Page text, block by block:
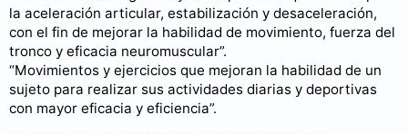
la aceleración articular, estabilización y desaceleración,
con el fin de mejorar la habilidad de movimiento, fuerza del
tronco y eficacia neuromuscular”.
“Movimientos y ejercicios que mejoran la habilidad de un
sujeto para realizar sus actividades diarias y deportivas
con mayor eficacia y eficiencia”.